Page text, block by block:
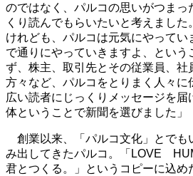
のではなく、パルコの思いがつまっ
くり読んでもらいたいと考えまし
けれども、パルコは元気にやってい
で通りにやっていきますよ、という
ず、株主、取引先とその従業員、社
方々など、パルコをとりまく人々に
広い読者にじっくりメッセージを
体ということで新聞を選びました」
創業以来、「パルコ文化」とでも
み出してきたパルコ。「LOVE
君とつくる。」というコピーに込め